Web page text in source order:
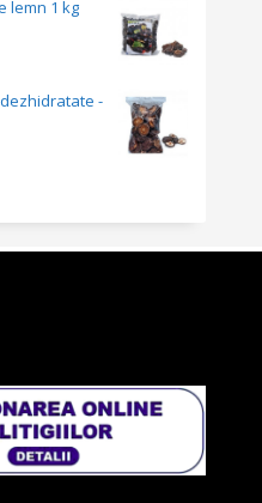
lemn 1 kg
-